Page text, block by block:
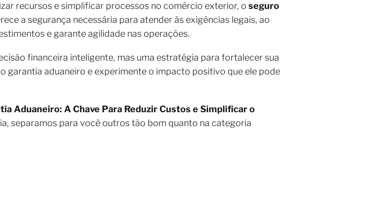
recursos e simplificar processos no comércio exterior, o seguro
a segurança necessária para atender às exigências legais, ao
e garante agilidade nas operações.
financeira inteligente, mas uma estratégia para fortalecer sua
garantia aduaneiro e experimente o impacto positivo que ele pode
Aduaneiro: A Chave Para Reduzir Custos e Simplificar o
separamos para você outros tão bom quanto na categoria